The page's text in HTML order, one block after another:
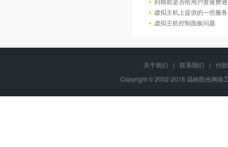
虚拟主机上提供的一些服
虚拟主机控制面板问题
关于我们 | 联系我们 |
付
Copyright © 2002-2016 温岭阳光网络